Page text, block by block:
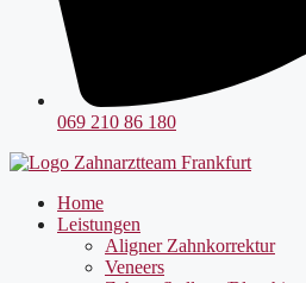
069 210 86 180
Home
Leistungen
Aligner Zahnkorrektur
Veneers